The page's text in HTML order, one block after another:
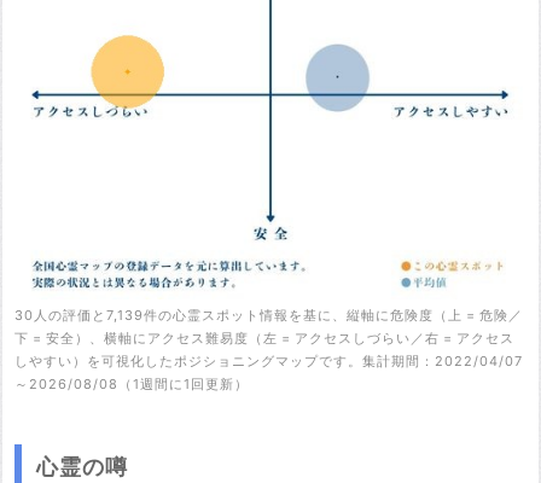
30人の評価と7,139件の心霊スポット情報を基に、縦軸に危険度（上 = 危険／
下 = 安全）、横軸にアクセス難易度（左 = アクセスしづらい／右 = アクセス
しやすい）を可視化したポジショニングマップです。集計期間：2022/04/07
～2026/08/08（1週間に1回更新）
心霊の噂